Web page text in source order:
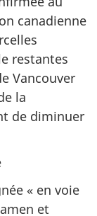
canadienne
restantes
Vancouver
la
de diminuer
« en voie
et